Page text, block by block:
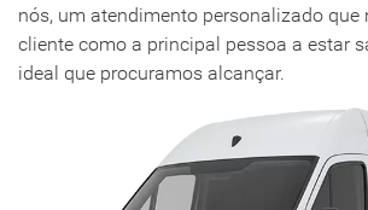
nós, um atendimento personalizado que
cliente como a principal pessoa a estar
ideal que procuramos alcançar.